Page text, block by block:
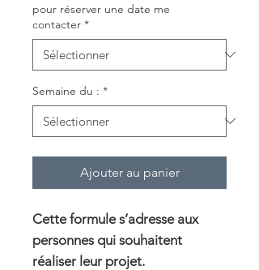
pour réserver une date me
contacter *
Semaine du : *
Ajouter au panier
Cette formule s’adresse aux
personnes qui souhaitent
réaliser leur projet.